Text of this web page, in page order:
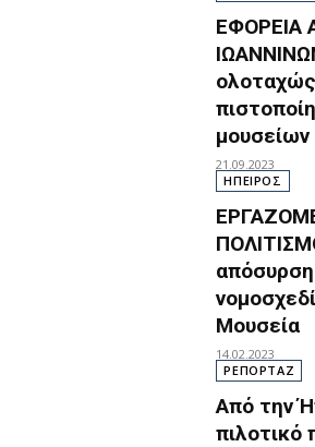
ΕΦΟΡΕΙΑ
ολοταχώς
μουσείων
21.09.2023
ΗΠΕΙΡΟΣ
Μουσεία
14.02.2023
ΡΕΠΟΡΤΑΖ
Από την
πιλοτικό